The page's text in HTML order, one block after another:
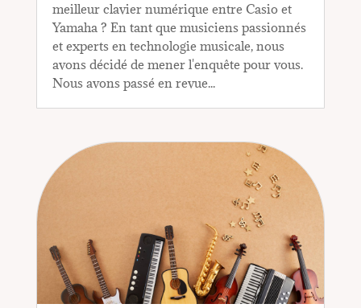
meilleur clavier numérique entre Casio et
Yamaha ? En tant que musiciens passionnés
et experts en technologie musicale, nous
avons décidé de mener l'enquête pour vous.
Nous avons passé en revue...